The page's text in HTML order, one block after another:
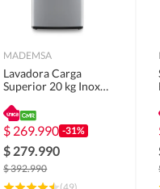
MADEMSA
Lavadora Carga
Superior 20 kg Inox
$ 269.990 -31%
$ 279.990
$392.990